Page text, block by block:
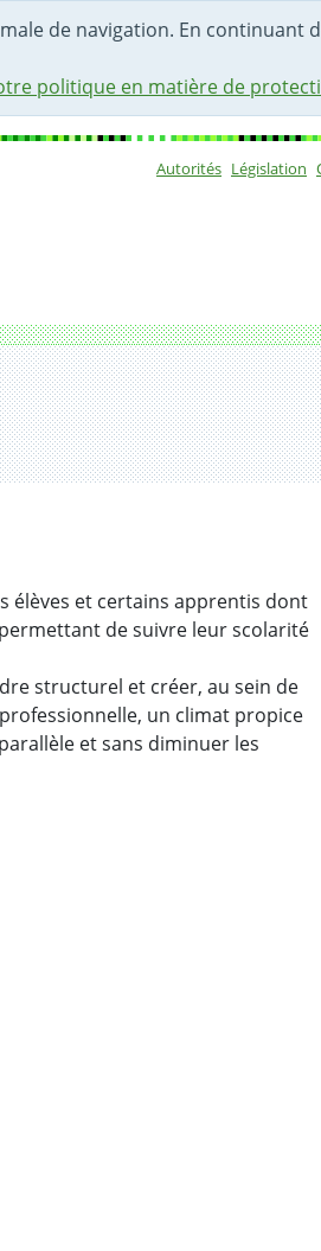
de navigation. En continuant
politique en matière de
Autorités Législation
élèves et certains apprentis dont
de suivre leur scolarité
structurel et créer, au sein de
un climat propice
et sans diminuer les